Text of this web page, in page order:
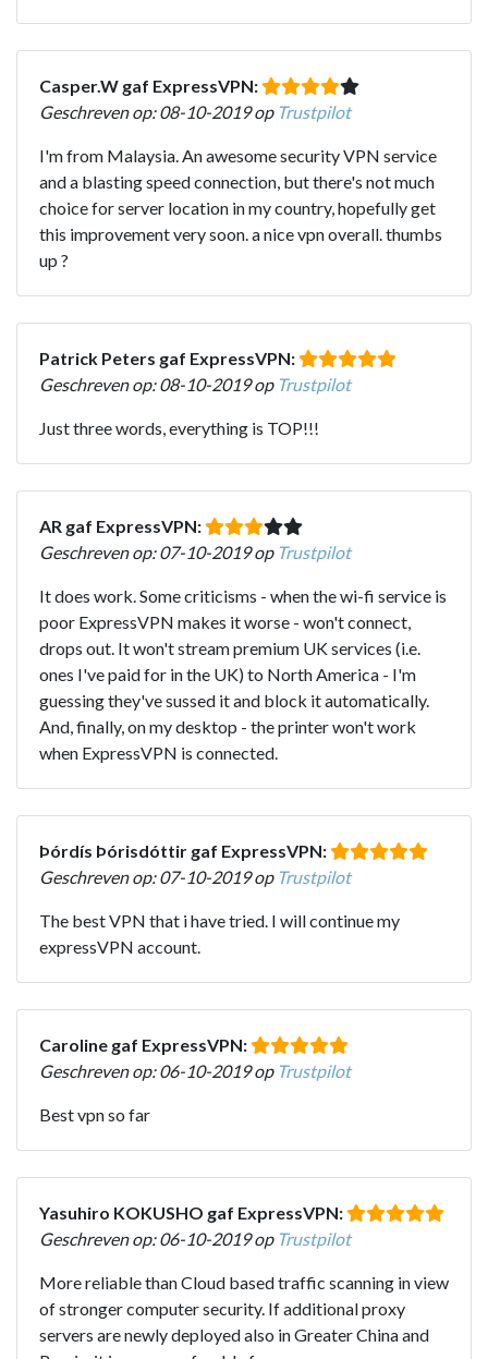
Casper.W gaf ExpressVPN:
Geschreven op: 08-10-2019 op Trustpilot
I'm from Malaysia. An awesome security VPN service
and a blasting speed connection, but there's not much
choice for server location in my country, hopefully get
this improvement very soon. a nice vpn overall. thumbs
up ?
Patrick Peters gaf ExpressVPN:
Geschreven op: 08-10-2019 op Trustpilot
Just three words, everything is TOP!!!
AR gaf ExpressVPN:
Geschreven op: 07-10-2019 op Trustpilot
It does work. Some criticisms - when the wi-fi service is
poor ExpressVPN makes it worse - won't connect,
drops out. It won't stream premium UK services (i.e.
ones I've paid for in the UK) to North America - I'm
guessing they've sussed it and block it automatically.
And, finally, on my desktop - the printer won't work
when ExpressVPN is connected.
Þórdís Þórisdóttir gaf ExpressVPN:
Geschreven op: 07-10-2019 op Trustpilot
The best VPN that i have tried. I will continue my
expressVPN account.
Caroline gaf ExpressVPN:
Geschreven op: 06-10-2019 op Trustpilot
Best vpn so far
Yasuhiro KOKUSHO gaf ExpressVPN:
Geschreven op: 06-10-2019 op Trustpilot
More reliable than Cloud based traffic scanning in view
of stronger computer security. If additional proxy
servers are newly deployed also in Greater China and